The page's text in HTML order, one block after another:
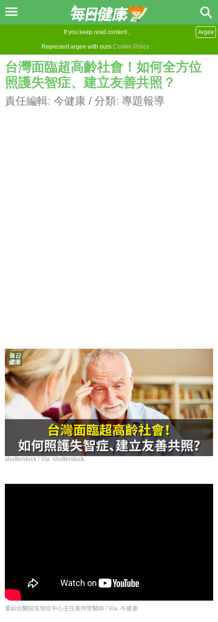
If you keep read content ,
Represent argee with ours Cookie Policy .
Argee
台灣面臨超高齡社會！如何全方位
照護失智症、建立友善共照？
責任編輯: 今健康 / 分類: 專題報導
shutterstock / Via shutterstock
童綜合醫院失智症中心主任黃尚堅醫師 / Via 今健康